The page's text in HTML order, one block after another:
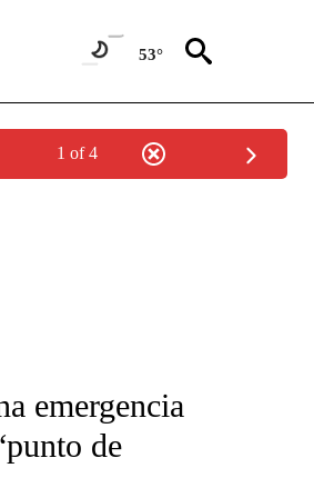
53°
1 of 4
"CNN-SPANISH".
emergencia
de